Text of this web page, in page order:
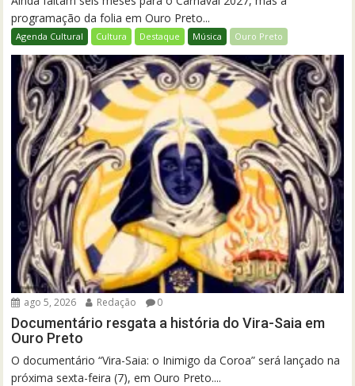
programação da folia em Ouro Preto...
Agenda Cultural Cultura Destaque Música Ouro Preto
ago 5, 2026 Redação 0
Documentário resgata a história do Vira-Saia em
Ouro Preto
O documentário “Vira-Saia: o Inimigo da Coroa” será lançado na
próxima sexta-feira (7), em Ouro Preto....